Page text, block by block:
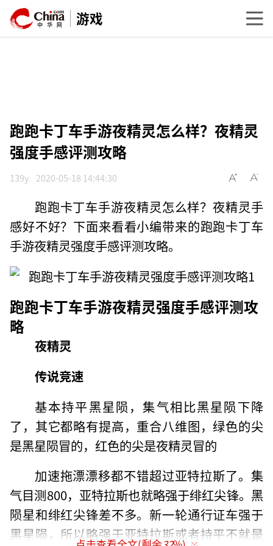
游戏
跑跑卡丁车手游夜精灵怎么样？夜精灵
强度手感评测攻略
139y 2020-05-18 14:44:30
跑跑卡丁车手游夜精灵怎么样？夜精灵手
感好不好？下面来看看小编带来的跑跑卡丁车
手游夜精灵强度手感评测攻略。
跑跑卡丁车手游夜精灵强度手感评测攻
略
夜精灵
传说竞速
基本持平黑星陨，集气相比黑星陨下降
了，其它都略有提高，重合八维图，绿色的尖
是黑星陨冒的，红色的尖是夜精灵冒的
加速拖漂漂移都不错超过亚特拉斯了。集
气目测800，亚特拉斯也就略强于绯红尖锋。黑
陨星和绯红尖锋差不多。新一轮通行证车强于
黑星陨，所以略强于亚特拉斯或者持平不就是